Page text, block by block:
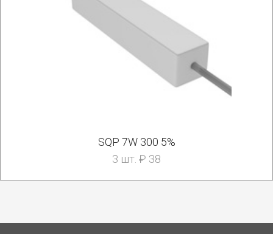
SQP 7W 300 5%
3 шт. ₽ 38